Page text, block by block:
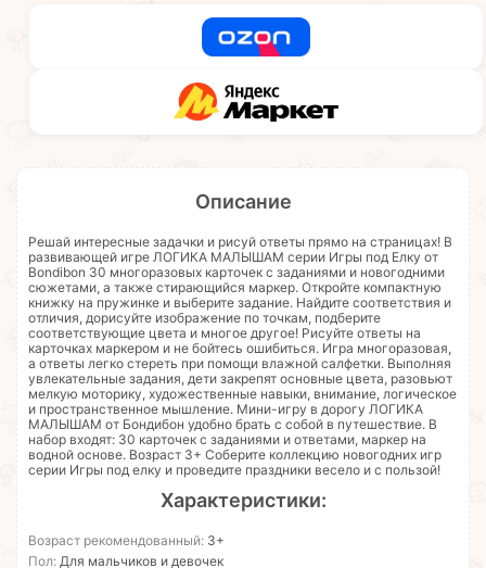
Описание
Решай интересные задачки и рисуй ответы прямо на страницах! В
развивающей игре ЛОГИКА МАЛЫШАМ серии Игры под Елку от
Bondibon 30 многоразовых карточек с заданиями и новогодними
сюжетами, а также стирающийся маркер. Откройте компактную
книжку на пружинке и выберите задание. Найдите соответствия и
отличия, дорисуйте изображение по точкам, подберите
соответствующие цвета и многое другое! Рисуйте ответы на
карточках маркером и не бойтесь ошибиться. Игра многоразовая,
а ответы легко стереть при помощи влажной салфетки. Выполняя
увлекательные задания, дети закрепят основные цвета, разовьют
мелкую моторику, художественные навыки, внимание, логическое
и пространственное мышление. Мини-игру в дорогу ЛОГИКА
МАЛЫШАМ от Бондибон удобно брать с собой в путешествие. В
набор входят: 30 карточек с заданиями и ответами, маркер на
водной основе. Возраст 3+ Соберите коллекцию новогодних игр
серии Игры под елку и проведите праздники весело и с пользой!
Характеристики:
Возраст рекомендованный: 3+
Пол: Для мальчиков и девочек